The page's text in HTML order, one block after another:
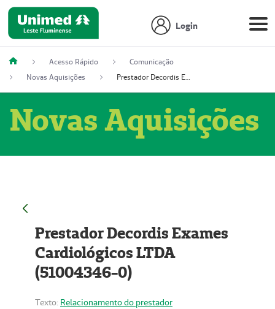
Login
Acesso Rápido
Comunicação
Novas Aquisições
Prestador Decordis Exames Cardiológicos LTDA (51004346-0)
Novas Aquisições
Prestador Decordis Exames
Cardiológicos LTDA
(51004346-0)
Texto: Relacionamento do prestador